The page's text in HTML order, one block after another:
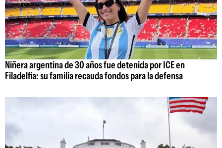
Niñera argentina de 30 años fue detenida por ICE en
Filadelfia: su familia recauda fondos para la defensa